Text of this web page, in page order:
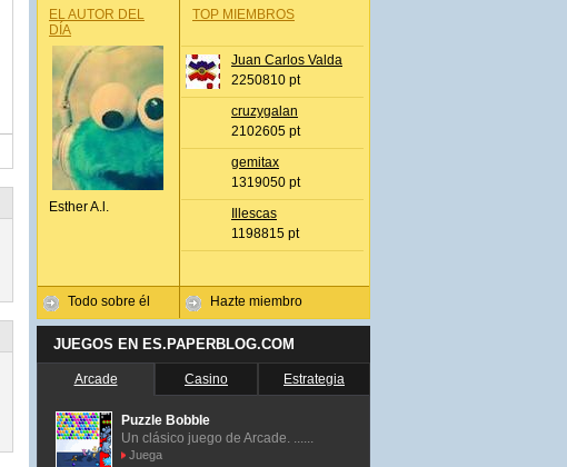
EL AUTOR DEL
DÍA
Esther A.l.
Todo sobre él
TOP MIEMBROS
Juan Carlos Valda
2250810 pt
cruzygalan
2102605 pt
gemitax
1319050 pt
Illescas
1198815 pt
Hazte miembro
JUEGOS EN ES.PAPERBLOG.COM
Arcade Casino Estrategia
Puzzle Bobble
Un clásico juego de Arcade. ......
Juega